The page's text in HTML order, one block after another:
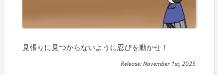
見張りに見つからないように忍びを動かせ！
Release: November 1st, 2025